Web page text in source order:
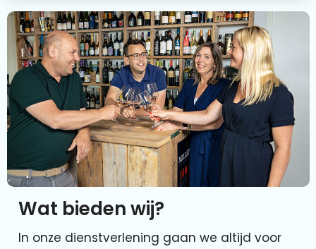
Wat bieden wij?
In onze dienstverlening gaan we altijd voor